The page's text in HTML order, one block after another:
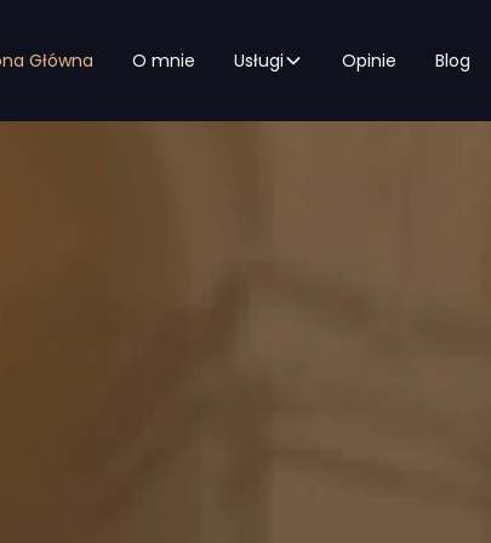
Główna O mnie Usługi Opinie Blog